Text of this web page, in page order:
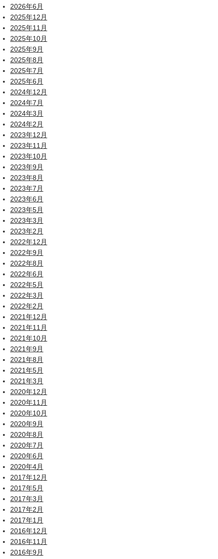
2026年6月
2025年12月
2025年11月
2025年10月
2025年9月
2025年8月
2025年7月
2025年6月
2024年12月
2024年7月
2024年3月
2024年2月
2023年12月
2023年11月
2023年10月
2023年9月
2023年8月
2023年7月
2023年6月
2023年5月
2023年3月
2023年2月
2022年12月
2022年9月
2022年8月
2022年6月
2022年5月
2022年3月
2022年2月
2021年12月
2021年11月
2021年10月
2021年9月
2021年8月
2021年5月
2021年3月
2020年12月
2020年11月
2020年10月
2020年9月
2020年8月
2020年7月
2020年6月
2020年4月
2017年12月
2017年5月
2017年3月
2017年2月
2017年1月
2016年12月
2016年11月
2016年9月